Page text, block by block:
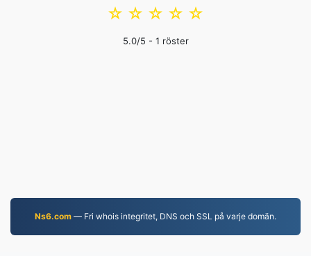
☆
☆
☆
☆
☆
5.0/5 - 1 röster
Ns6.com — Fri whois integritet, DNS och SSL på varje domän.